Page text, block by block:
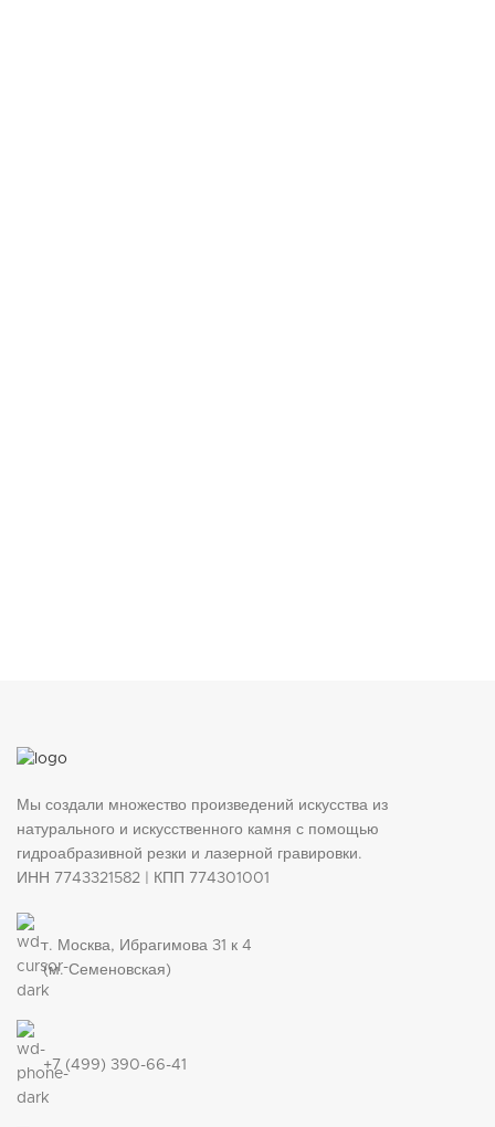
Мы создали множество произведений искусства из
натурального и искусственного камня с помощью
гидроабразивной резки и лазерной гравировки.
ИНН 7743321582 | КПП 774301001
г. Москва, Ибрагимова 31 к 4
(м. Семеновская)
+7 (499) 390-66-41